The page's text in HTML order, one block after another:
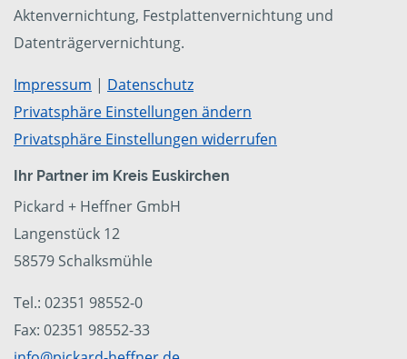
Aktenvernichtung, Festplattenvernichtung und
Datenträgervernichtung.
Impressum | Datenschutz
Privatsphäre Einstellungen ändern
Privatsphäre Einstellungen widerrufen
Ihr Partner im Kreis Euskirchen
Pickard + Heffner GmbH
Langenstück 12
58579 Schalksmühle
Tel.: 02351 98552-0
Fax: 02351 98552-33